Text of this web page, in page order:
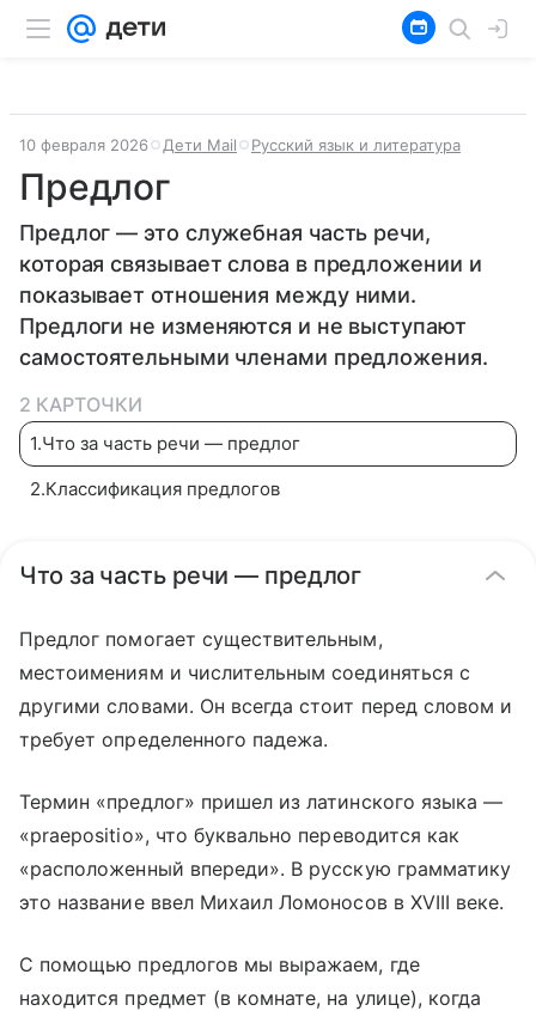
10 февраля 2026 Дети Mail Русский язык и литература
Предлог
Предлог — это служебная часть речи,
которая связывает слова в предложении и
показывает отношения между ними.
Предлоги не изменяются и не выступают
самостоятельными членами предложения.
2 КАРТОЧКИ
1.Что за часть речи — предлог
2.Классификация предлогов
Что за часть речи — предлог
Предлог помогает существительным,
местоимениям и числительным соединяться с
другими словами. Он всегда стоит перед словом и
требует определенного падежа.
Термин «предлог» пришел из латинского языка —
«praepositio», что буквально переводится как
«расположенный впереди». В русскую грамматику
это название ввел Михаил Ломоносов в XVIII веке.
С помощью предлогов мы выражаем, где
находится предмет (в комнате, на улице), когда